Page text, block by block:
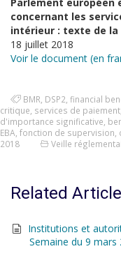
concernant les
intérieur : texte de la
18 juillet 2018
Voir le document (en
BMR DSP2 financial
critique services de paiement
d'importance significative
EBA fonction de supervision
2018
Veille
Related
Institutions et
Semaine du 9 mars